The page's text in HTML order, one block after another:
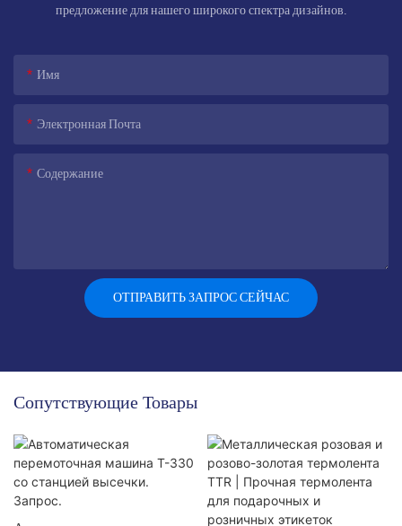
предложение для нашего широкого спектра дизайнов.
Имя
Электронная Почта
Содержание
ОТПРАВИТЬ ЗАПРОС СЕЙЧАС
Сопутствующие Товары